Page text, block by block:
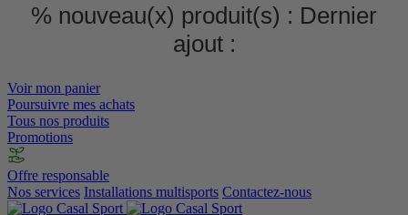
% nouveau(x) produit(s) : Dernier
ajout :
Voir mon panier
Poursuivre mes achats
Tous nos produits
Promotions
Offre responsable
Nos services Installations multisports Contactez-nous